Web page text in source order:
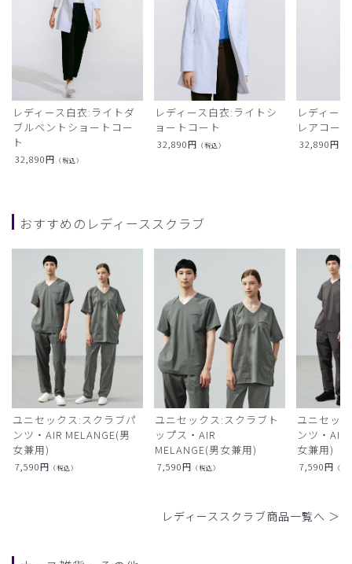
レディース白衣:ライトダ
ブルベントショートコー
ト
32,890円 （税込）
レディース白衣:ライトシ
ョートコート
32,890円 （税込）
レディー
レアコート
32,890円
おすすめのレディーススクラブ
ユニセックス:スクラブパ
ンツ・AIR MELANGE(男
女兼用)
7,590円 （税込）
ユニセックス:スクラブト
ップス・AIR
MELANGE(男女兼用)
7,590円 （税込）
ユニセッ
ンツ・AIR
女兼用)
7,590円 （税
レディーススクラブ商品一覧へ ＞